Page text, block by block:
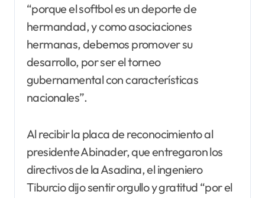
“porque el softbol es un deporte de
hermandad, y como asociaciones
hermanas, debemos promover su
desarrollo, por ser el torneo
gubernamental con características
nacionales”.
Al recibir la placa de reconocimiento al
presidente Abinader, que entregaron los
directivos de la Asadina, el ingeniero
Tiburcio dijo sentir orgullo y gratitud “por el